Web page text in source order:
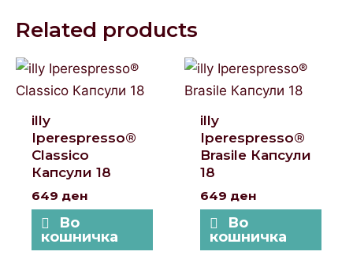
Related products
illy
Iperespresso®
Classico
Капсули 18
649 ден
Во
кошничка
illy
Iperespresso®
Brasile Капсули
18
649 ден
Во
кошничка